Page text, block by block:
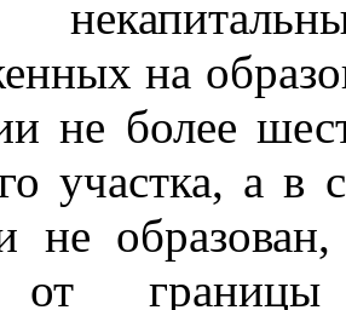
на
не более
участка, а в
не
границы